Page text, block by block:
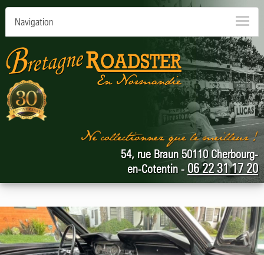
Navigation
54, rue Braun 50110 Cherbourg-
en-Cotentin - 06 22 31 17 20